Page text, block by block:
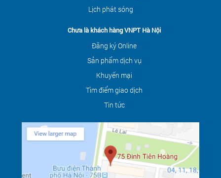
Lịch phát sóng
Chưa là khách hàng VNPT Hà Nội
Đăng ký Online
Sản phẩm dịch vụ
Khuyến mại
Tìm điểm giao dịch
Tin tức